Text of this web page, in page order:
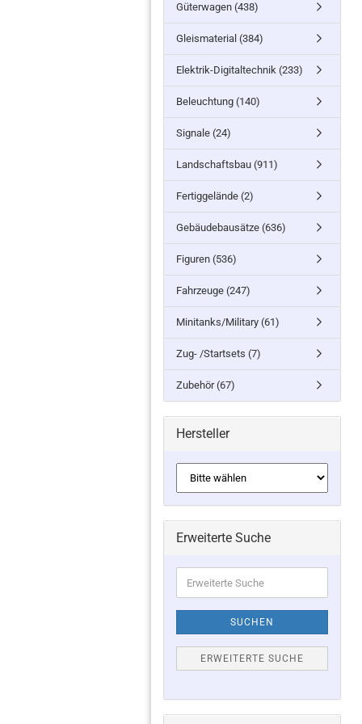
Güterwagen (438)
Gleismaterial (384)
Elektrik-Digitaltechnik (233)
Beleuchtung (140)
Signale (24)
Landschaftsbau (911)
Fertiggelände (2)
Gebäudebausätze (636)
Figuren (536)
Fahrzeuge (247)
Minitanks/Military (61)
Zug- /Startsets (7)
Zubehör (67)
Hersteller
Erweiterte Suche
Suche
SUCHEN
ERWEITERTE SUCHE